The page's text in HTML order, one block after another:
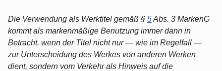
Die Verwendung als Werktitel gemäß § 5Abs. 3 MarkenG
kommt als markenmäßige Benutzung immer dann in
Betracht, wenn der Titel nicht nur — wie im Regelfall —
zur Unterscheidung des Werkes von anderen Werken
dient, sondern vom Verkehr als Hinweis auf die